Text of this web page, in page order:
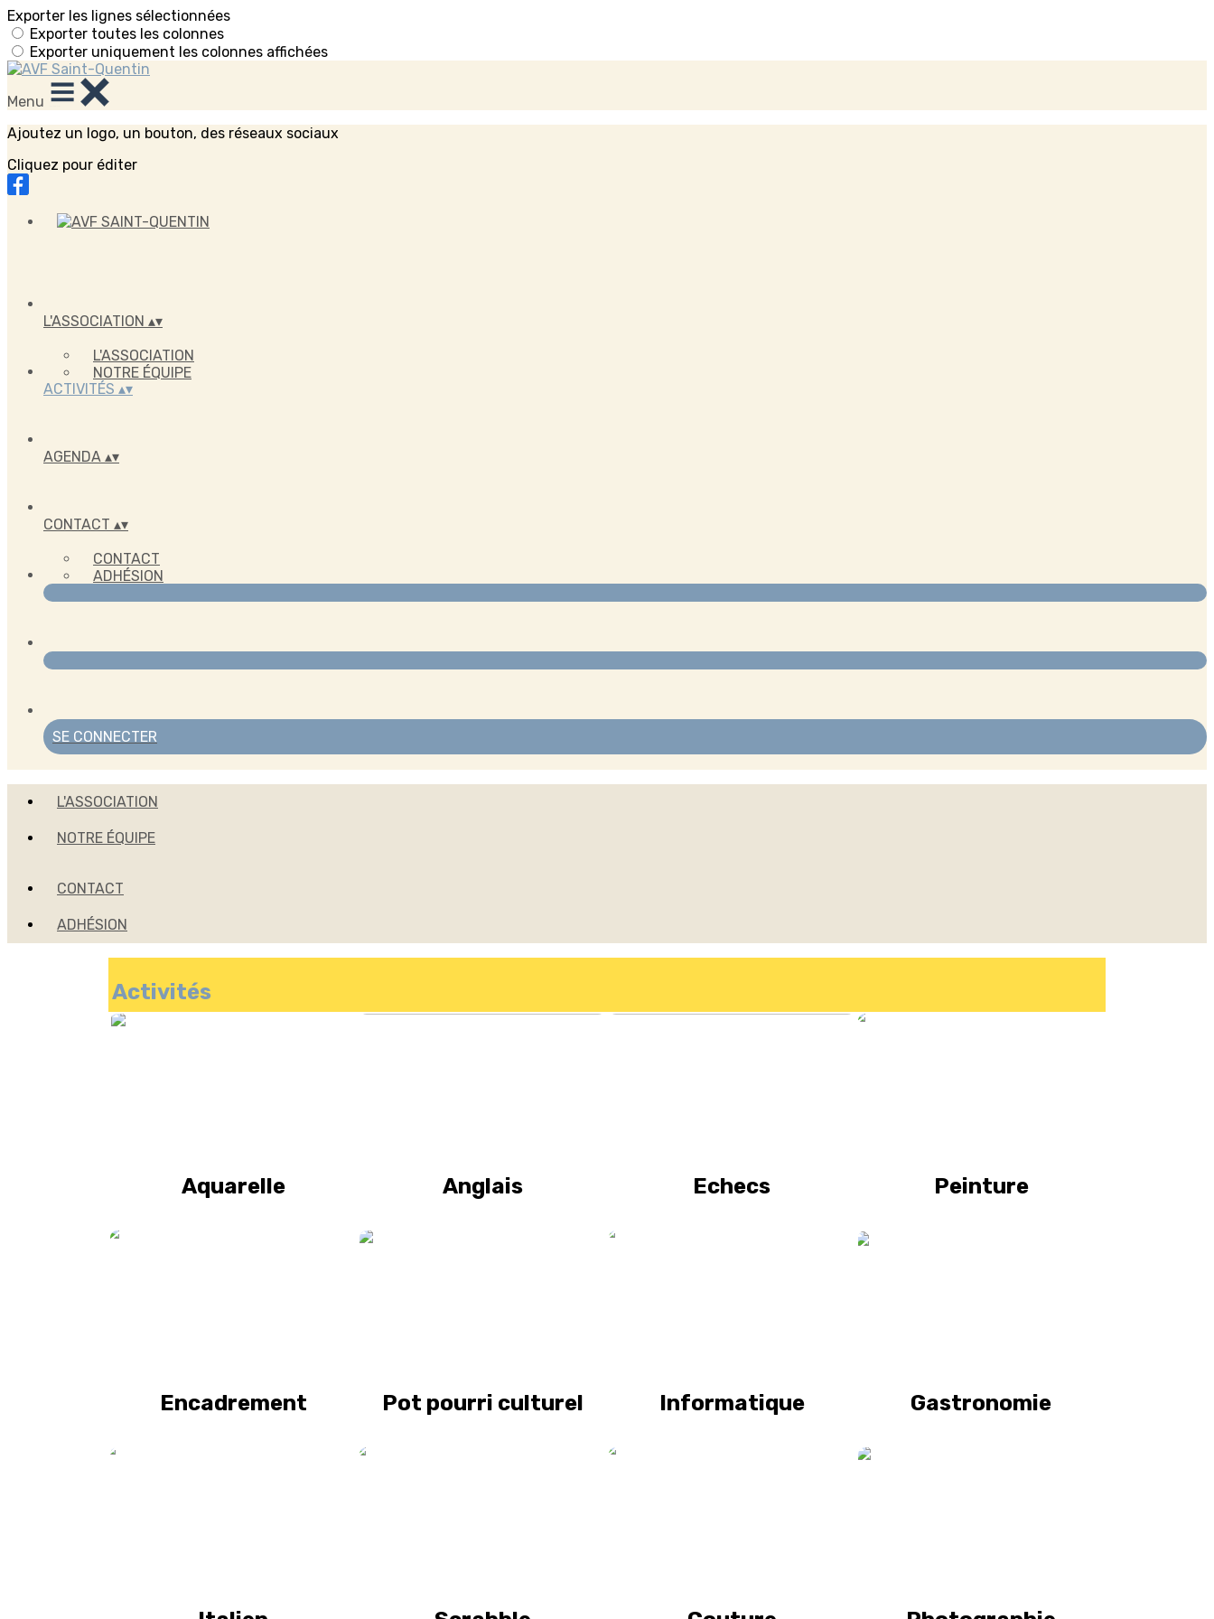
Exporter les lignes sélectionnées
Exporter toutes les colonnes
Exporter uniquement les colonnes affichées
Menu
Ajoutez un logo, un bouton, des réseaux sociaux
Cliquez pour éditer
L'ASSOCIATION ▴▾
L'ASSOCIATION
NOTRE ÉQUIPE
ACTIVITÉS ▴▾
AGENDA ▴▾
CONTACT ▴▾
CONTACT
ADHÉSION
SE CONNECTER
L'ASSOCIATION
NOTRE ÉQUIPE
CONTACT
ADHÉSION
Activités
Aquarelle Anglais Echecs Peinture
Encadrement Pot pourri culturel Informatique Gastronomie